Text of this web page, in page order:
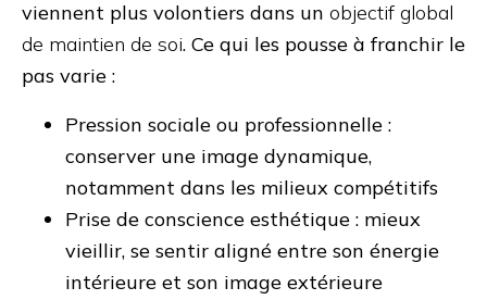
viennent plus volontiers dans un objectif global
de maintien de soi. Ce qui les pousse à franchir le
pas varie :
Pression sociale ou professionnelle :
conserver une image dynamique,
notamment dans les milieux compétitifs
Prise de conscience esthétique : mieux
vieillir, se sentir aligné entre son énergie
intérieure et son image extérieure